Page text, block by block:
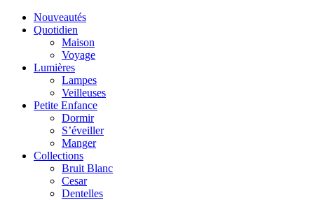
Nouveautés
Quotidien
Maison
Voyage
Lumières
Lampes
Veilleuses
Petite Enfance
Dormir
S’éveiller
Manger
Collections
Bruit Blanc
Cesar
Dentelles